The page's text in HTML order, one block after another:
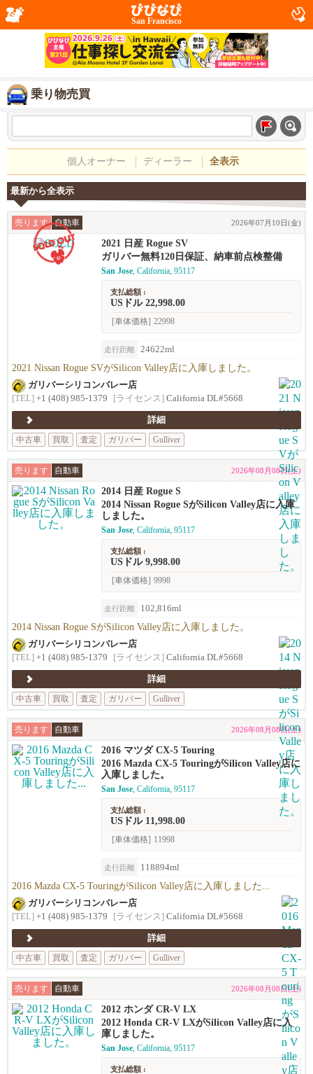
San Francisco
乗り物売買
個人オーナー ディーラー 全表示
最新から全表示
売ります 自動車 2026年07月10日(金)
2021 日産 Rogue SV
ガリバー無料120日保証、納車前点検整備
San Jose, California, 95117
支払総額 :
USドル 22,998.00
[車体価格] 22998
走行距離 24622ml
2021 Nissan Rogue SVがSilicon Valley店に入庫しました。
ガリバーシリコンバレー店
[TEL] +1 (408) 985-1379 [ライセンス] California DL#5668
詳細
中古車
買取 査定 ガリバー Gulliver
売ります 自動車 2026年08月08日(土)
2014 日産 Rogue S
2014 Nissan Rogue SがSilicon Valley店に入庫
しました。
San Jose, California, 95117
支払総額 :
USドル 9,998.00
[車体価格] 9998
走行距離 102,816ml
2014 Nissan Rogue SがSilicon Valley店に入庫しました。
ガリバーシリコンバレー店
[TEL] +1 (408) 985-1379 [ライセンス] California DL#5668
詳細
中古車
買取 査定 ガリバー Gulliver
売ります 自動車 2026年08月08日(土)
2016 マツダ CX-5 Touring
2016 Mazda CX-5 TouringがSilicon Valley店に
入庫しました。
San Jose, California, 95117
支払総額 :
USドル 11,998.00
[車体価格] 11998
走行距離 118894ml
2016 Mazda CX-5 TouringがSilicon Valley店に入庫しました...
ガリバーシリコンバレー店
[TEL] +1 (408) 985-1379 [ライセンス] California DL#5668
詳細
中古車
買取 査定 ガリバー Gulliver
売ります 自動車 2026年08月08日(土)
2012 ホンダ CR-V LX
2012 Honda CR-V LXがSilicon Valley店に入
庫しました。
San Jose, California, 95117
支払総額 :